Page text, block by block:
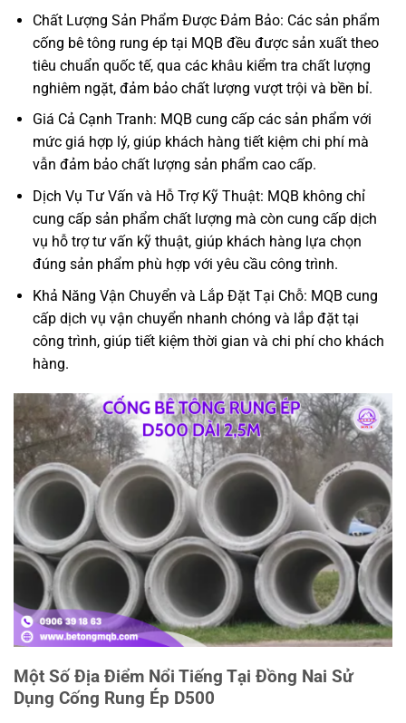
Chất Lượng Sản Phẩm Được Đảm Bảo: Các sản phẩm
cống bê tông rung ép tại MQB đều được sản xuất theo
tiêu chuẩn quốc tế, qua các khâu kiểm tra chất lượng
nghiêm ngặt, đảm bảo chất lượng vượt trội và bền bỉ.
Giá Cả Cạnh Tranh: MQB cung cấp các sản phẩm với
mức giá hợp lý, giúp khách hàng tiết kiệm chi phí mà
vẫn đảm bảo chất lượng sản phẩm cao cấp.
Dịch Vụ Tư Vấn và Hỗ Trợ Kỹ Thuật: MQB không chỉ
cung cấp sản phẩm chất lượng mà còn cung cấp dịch
vụ hỗ trợ tư vấn kỹ thuật, giúp khách hàng lựa chọn
đúng sản phẩm phù hợp với yêu cầu công trình.
Khả Năng Vận Chuyển và Lắp Đặt Tại Chỗ: MQB cung
cấp dịch vụ vận chuyển nhanh chóng và lắp đặt tại
công trình, giúp tiết kiệm thời gian và chi phí cho khách
hàng.
Một Số Địa Điểm Nổi Tiếng Tại Đồng Nai Sử
Dụng Cống Rung Ép D500